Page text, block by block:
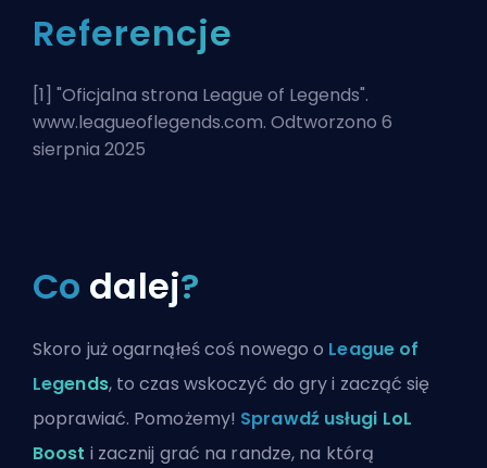
Referencje
[1] "Oficjalna strona League of Legends".
www.leagueoflegends.com. Odtworzono 6
sierpnia 2025
Co dalej?
Skoro już ogarnąłeś coś nowego o League of
Legends, to czas wskoczyć do gry i zacząć się
poprawiać. Pomożemy! Sprawdź usługi LoL
Boost i zacznij grać na randze, na którą